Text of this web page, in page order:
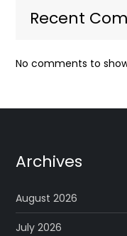
Recent
No comments to
Archives
August 2026
July 2026